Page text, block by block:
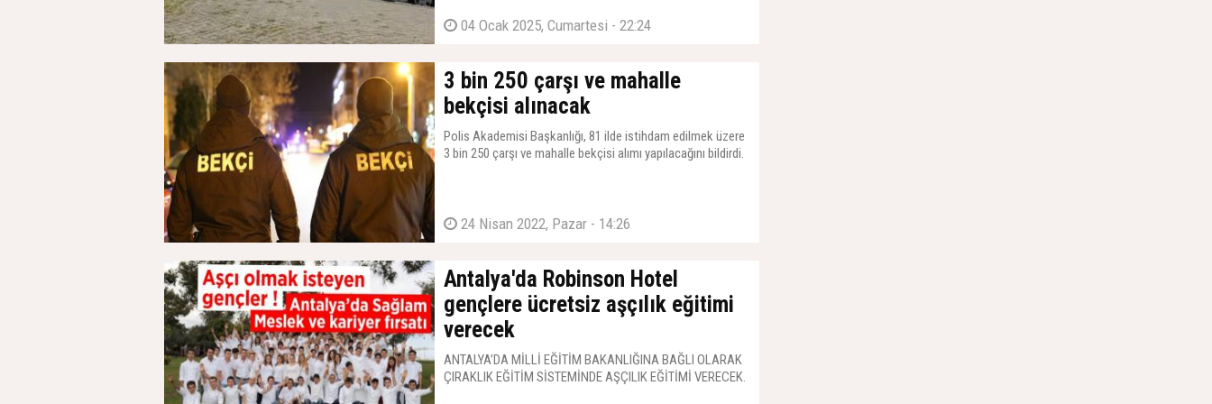
04 Ocak 2025, Cumartesi - 22:24
3 bin 250 çarşı ve mahalle
bekçisi alınacak
Polis Akademisi Başkanlığı, 81 ilde istihdam edilmek üzere
3 bin 250 çarşı ve mahalle bekçisi alımı yapılacağını bildirdi.
24 Nisan 2022, Pazar - 14:26
Antalya'da Robinson Hotel
gençlere ücretsiz aşçılık eğitimi
verecek
ANTALYA’DA MİLLİ EĞİTİM BAKANLIĞINA BAĞLI OLARAK
ÇIRAKLIK EĞİTİM SİSTEMİNDE AŞÇILIK EĞİTİMİ VERECEK.